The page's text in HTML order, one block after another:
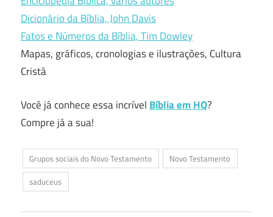
Dicionário da Bíblia, John Davis
Fatos e Números da Bíblia, Tim Dowley
Mapas, gráficos, cronologias e ilustrações, Cultura
Cristã
Você já conhece essa incrível Bíblia em HQ?
Compre já a sua!
Grupos sociais do Novo Testamento
Novo Testamento
saduceus